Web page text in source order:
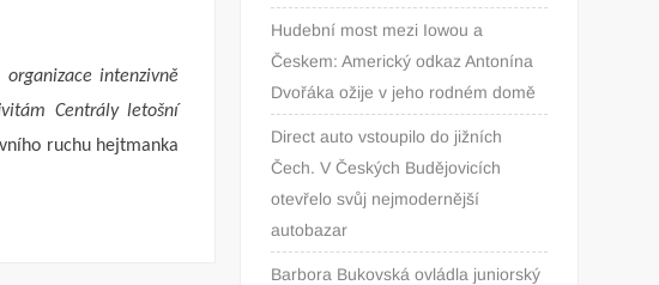
intenzivně
Centrály letošní
ruchu hejtmanka
Hudební most mezi Iowou a
Českem: Americký odkaz Antonína
Dvořáka ožije v jeho rodném domě
Direct auto vstoupilo do jižních
Čech. V Českých Budějovicích
otevřelo svůj nejmodernější
autobazar
Barbora Bukovská ovládla juniorský